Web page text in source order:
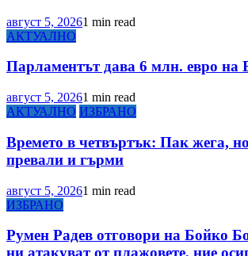
август 5, 20261 min read
АКТУАЛНО
Парламентът дава 6 млн. евро на
август 5, 20261 min read
АКТУАЛНО ИЗБРАНО
Времето в четвъртък: Пак жега,
превали и гърми
август 5, 20261 min read
ИЗБРАНО
Румен Радев отговори на Бойко
ни атакуват от плажовете, ние